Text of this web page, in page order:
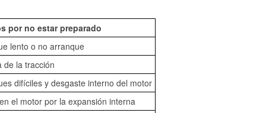
por no estar preparado
lento o no arranque
de la tracción
difíciles y desgaste interno del motor
el motor por la expansión interna